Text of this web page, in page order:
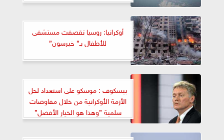
أوكرانيا: روسيا تقصفت مستشفى
للأطفال بـ” خيرسون”
بيسكوف : موسكو على استعداد لحل
الأزمة الأوكرانية من خلال مفاوضات
سلمية ”وهذا هو الخيار الأفضل”